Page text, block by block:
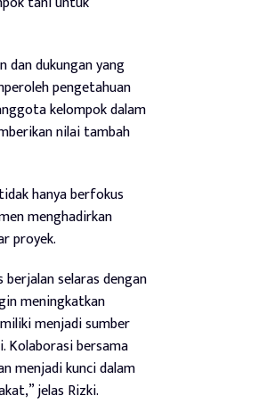
dan dukungan yang
pengetahuan
kelompok dalam
nilai tambah
hanya berfokus
menghadirkan
proyek.
selaras dengan
meningkatkan
menjadi sumber
Kolaborasi bersama
menjadi kunci dalam
jelas Rizki.